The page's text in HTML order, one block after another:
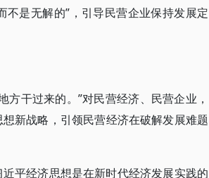
是无解的”，引导民营企业保持发展定
干过来的。”对民营经济、民营企业，
新战略，引领民营经济在破解发展难题
平经济思想是在新时代经济发展实践的